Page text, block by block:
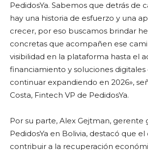
PedidosYa. Sabemos que detrás de
hay una historia de esfuerzo y una
crecer, por eso buscamos brindar
concretas que acompañen ese
visibilidad en la plataforma hasta el
financiamiento y soluciones
continuar expandiendo en 2026»,
Costa, Fintech VP de PedidosYa.
Por su parte, Alex Gejtman, gerente
PedidosYa en Bolivia, destacó que
contribuir a la recuperación